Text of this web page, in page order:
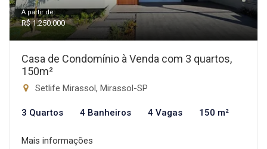
A partir de:
R$ 1.250.000
Casa de Condomínio à Venda com 3 quartos,
150m²
Setlife Mirassol, Mirassol-SP
3 Quartos 4 Banheiros 4 Vagas 150 m²
Mais informações